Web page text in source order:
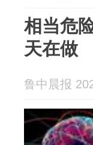
相当危
天在做
鲁中晨报